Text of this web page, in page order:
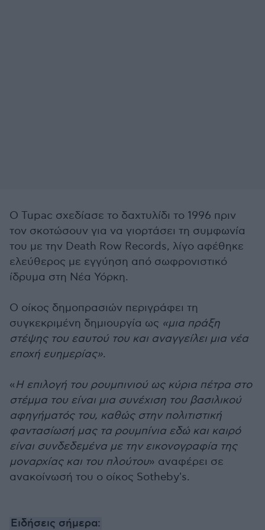
Ο Tupac σχεδίασε το δαχτυλίδι το 1996 πριν
τον σκοτώσουν για να γιορτάσει τη συμφωνία
του με την Death Row Records, λίγο αφέθηκε
ελεύθερος με εγγύηση από σωφρονιστικό
ίδρυμα στη Νέα Υόρκη.
Ο οίκος δημοπρασιών περιγράφει τη
συγκεκριμένη δημιουργία ως «μια πράξη
στέψης του εαυτού του και αναγγείλει μια νέα
εποχή ευημερίας».
«Η επιλογή του ρουμπινιού ως κύρια πέτρα στο
στέμμα του είναι μια συνέχιση του βασιλικού
αφηγήματός του, καθώς στην πολιτιστική
φαντασίωσή μας τα ρουμπίνια εδώ και καιρό
είναι συνδεδεμένα με την εικονογραφία της
μοναρχίας και του πλούτου» αναφέρει σε
ανακοίνωσή του ο οίκος Sotheby's.
Ειδήσεις σήμερα: